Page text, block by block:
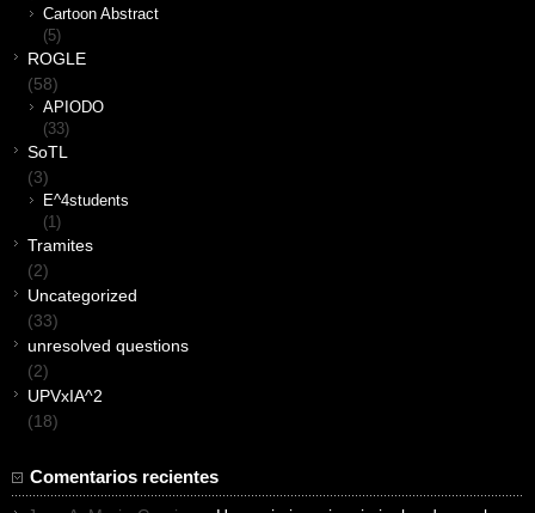
Cartoon Abstract
(5)
ROGLE
(58)
APIODO
(33)
SoTL
(3)
E^4students
(1)
Tramites
(2)
Uncategorized
(33)
unresolved questions
(2)
UPVxIA^2
(18)
Comentarios recientes